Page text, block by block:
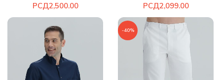
РСД
РСД
-40%